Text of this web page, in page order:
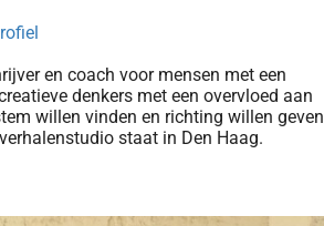
en coach voor mensen met een
denkers met een overvloed aan
willen vinden en richting willen geven
staat in Den Haag.